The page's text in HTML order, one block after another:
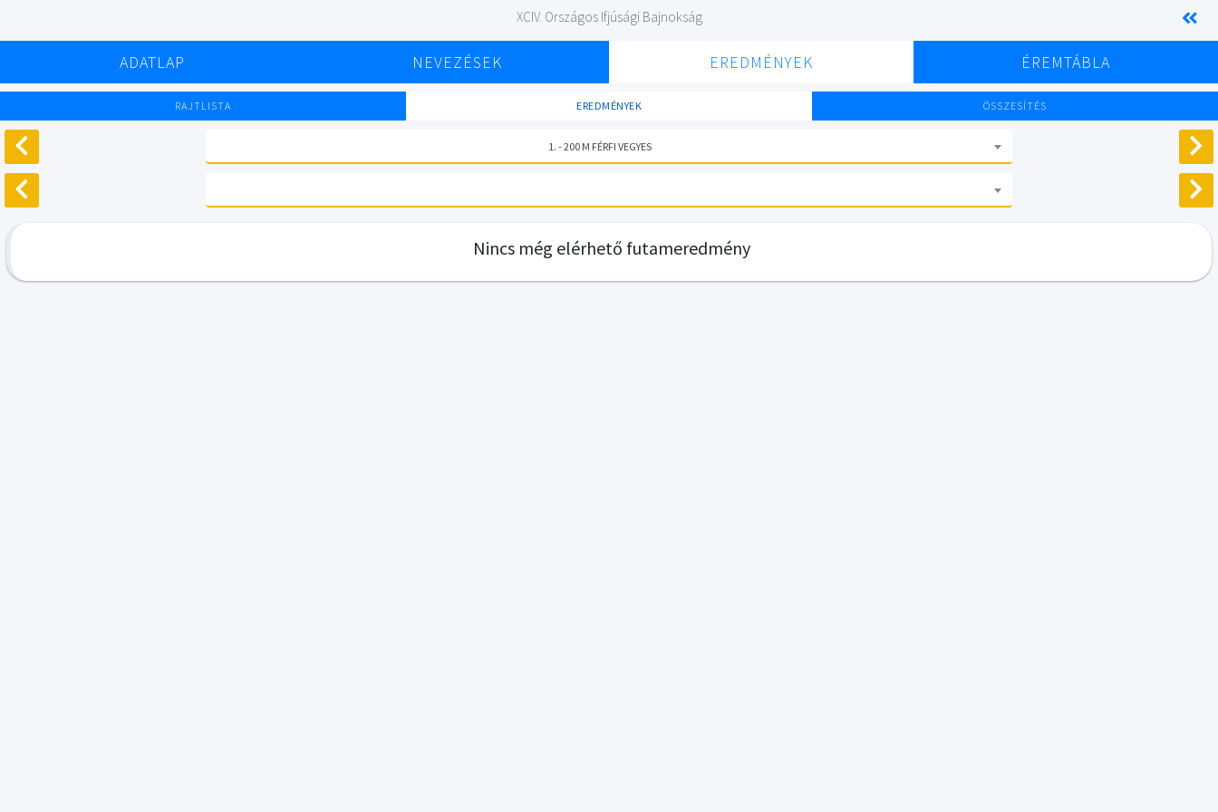
XCIV. Országos Ifjúsági Bajnokság
ADATLAP NEVEZÉSEK EREDMÉNYEK ÉREMTÁBLA
RAJTLISTA EREDMÉNYEK ÖSSZESÍTÉS
1. - 200 M FÉRFI VEGYES
Nincs még elérhető futameredmény